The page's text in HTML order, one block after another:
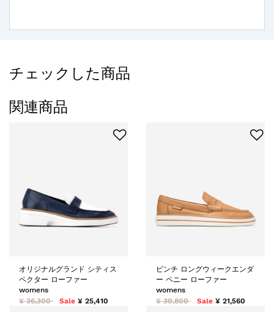
チェックした商品
関連商品
オリジナルグランド シティス
ペクター ローファー
womens
¥ 36,300
Sale ¥ 25,410
ピンチ ロングウィークエンダ
ー ペニー ローファー
womens
¥ 30,800
Sale ¥ 21,560